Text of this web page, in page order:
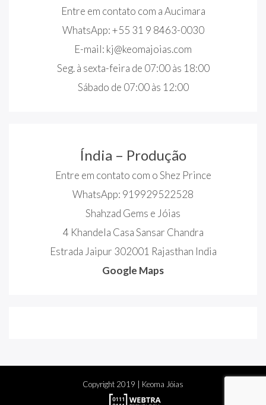
Entre em contato com a Aucimara
WhatsApp: +55 31 9 8463-0030
E-mail: kj@keomajoias.com
Seg. à sexta-feira de 07:00 às 18:00
Sábado de 07:00 às 12:00
Índia – Produção
Entre em contato com o Shez Prince
WhatsApp: 919929522528
Shahzad Gems e Jóias
4 Khandela Casa Sansar Chandra
Estrada Jaipur 302001 Rajasthan India
Google Maps
Copyright 2019 | Keoma Jóias